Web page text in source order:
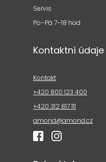
Servis
Po–Pá 7–18 hod
Kontaktní údaje
Kontakt
+420 800 123 400
+420 312 817 111
amond@amond.cz